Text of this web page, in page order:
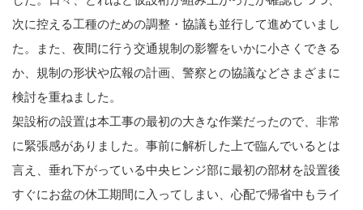
次に控える工種のための調整・協議も並行して進めていまし
た。また、夜間に行う交通規制の影響をいかに小さくできる
か、規制の形状や広報の計画、警察との協議などさまざまに
検討を重ねました。
架設桁の設置は本工事の最初の大きな作業だったので、非常
に緊張感がありました。事前に解析した上で臨んでいるとは
言え、垂れ下がっている中央ヒンジ部に最初の部材を設置後
すぐにお盆の休工期間に入ってしまい、心配で帰省中もライ